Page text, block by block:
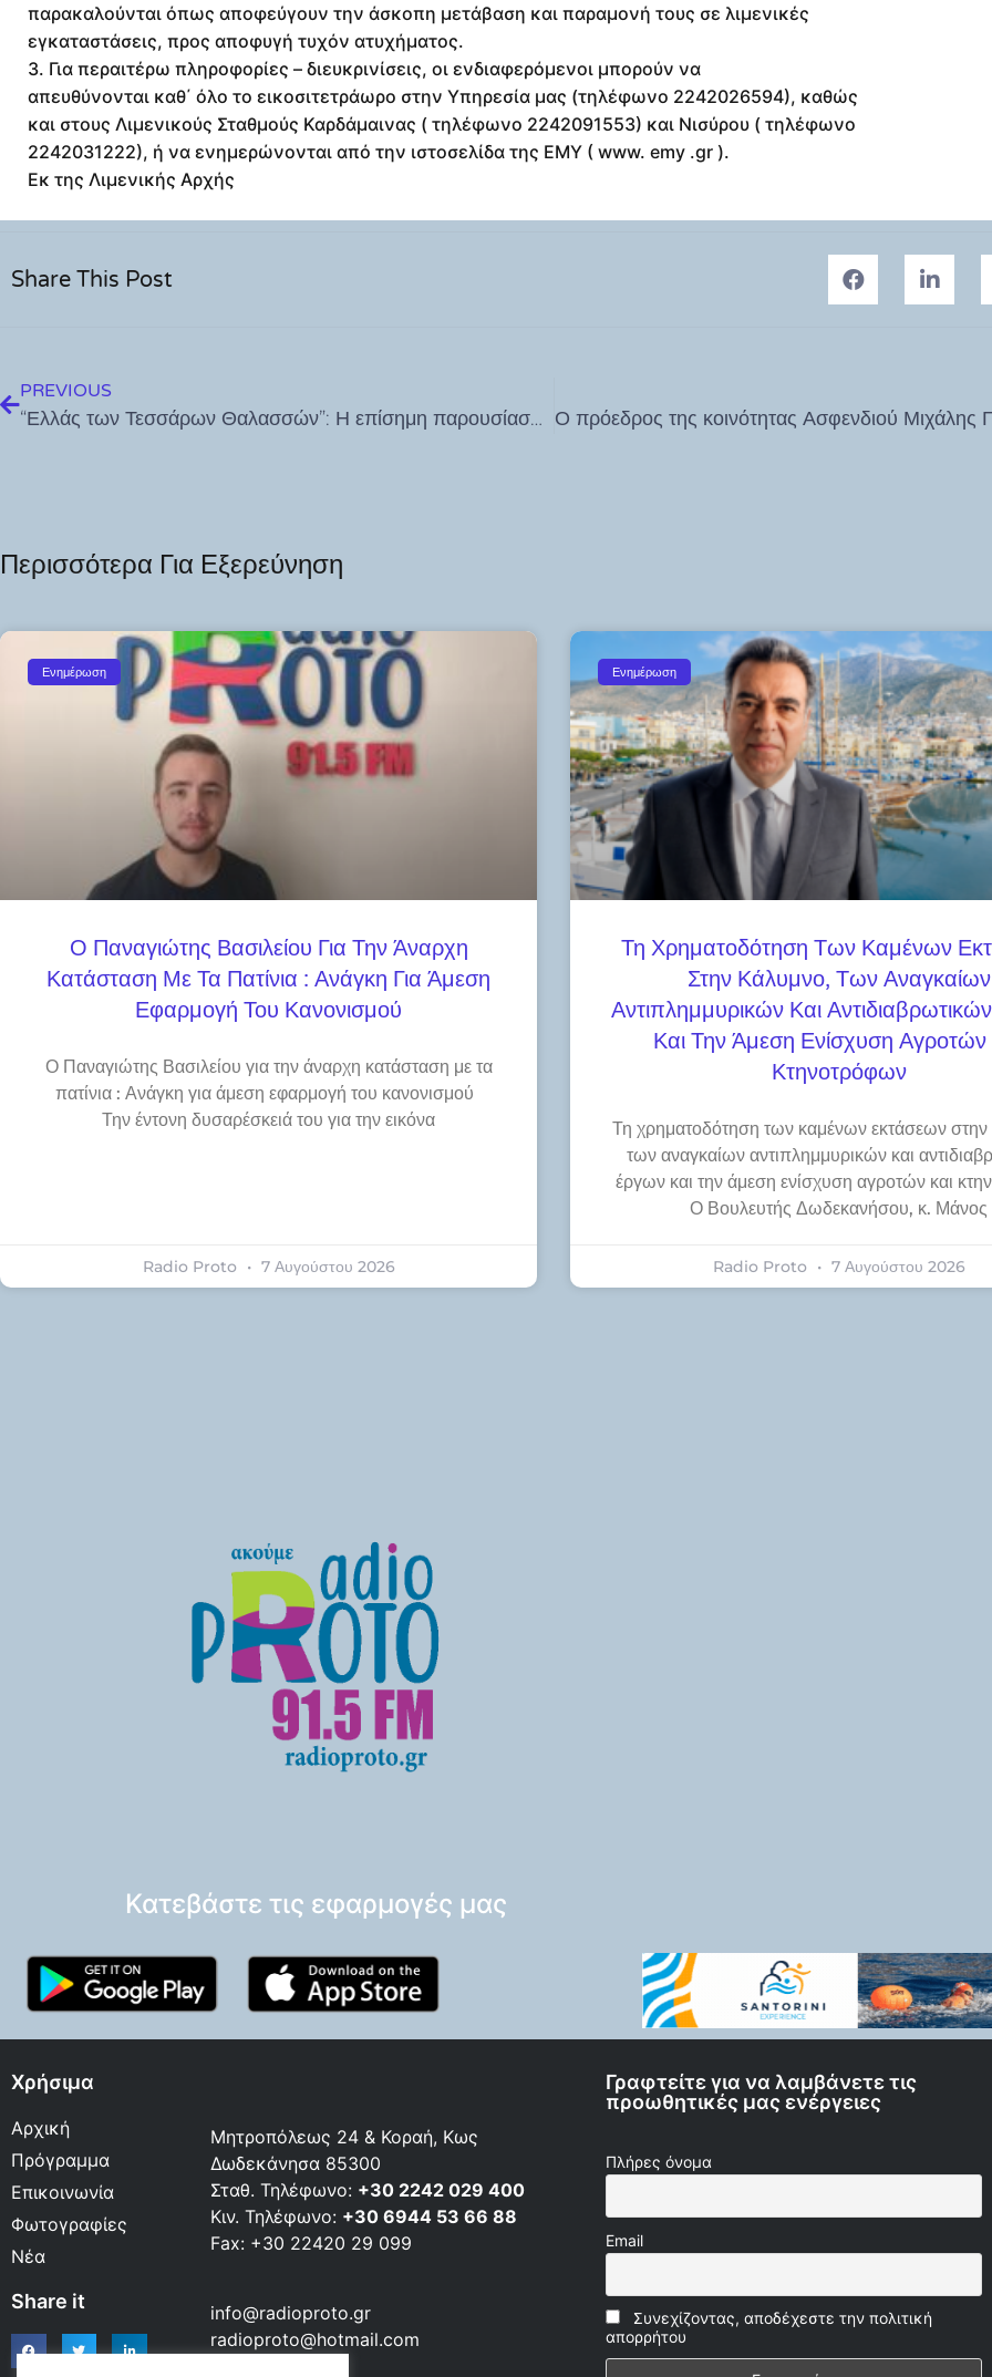
παρακαλούνται όπως αποφεύγουν την άσκοπη μετάβαση και παραμονή τους σε λιμενικές
εγκαταστάσεις, προς αποφυγή τυχόν ατυχήματος.
3. Για περαιτέρω πληροφορίες – διευκρινίσεις, οι ενδιαφερόμενοι μπορούν να
απευθύνονται καθ΄ όλο το εικοσιτετράωρο στην Υπηρεσία μας (τηλέφωνο 2242026594), καθώς
και στους Λιμενικούς Σταθμούς Καρδάμαινας ( τηλέφωνο 2242091553) και Νισύρου ( τηλέφωνο
2242031222), ή να ενημερώνονται από την ιστοσελίδα της ΕΜΥ ( www. emy .gr ).
Εκ της Λιμενικής Αρχής
Share This Post
PREVIOUS
“Ελλάς των Τεσσάρων Θαλασσών”: Η επίσημη παρουσίαση του βιβλίου του καθηγητή – τέως υφυπουργού Γιάννη Βαληνάκη
Περισσότερα Για Εξερεύνηση
Ενημέρωση
Ο Παναγιώτης Βασιλείου Για Την Άναρχη
Κατάσταση Με Τα Πατίνια : Ανάγκη Για Άμεση
Εφαρμογή Του Κανονισμού
Ο Παναγιώτης Βασιλείου για την άναρχη κατάσταση με τα
πατίνια : Ανάγκη για άμεση εφαρμογή του κανονισμού
Την έντονη δυσαρέσκειά του για την εικόνα
Radio Proto 7 Αυγούστου 2026
Ενημέρωση
Τη Χρηματοδότηση Των Καμένων
Στην Κάλυμνο, Των Αναγκαίων
Αντιπλημμυρικών Και
Και Την Άμεση Ενίσχυση Αγροτών
Κτηνοτρόφων
Τη χρηματοδότηση των καμένων εκτάσεων
των αναγκαίων αντιπλημμυρικών και
έργων και την άμεση ενίσχυση αγροτών και
Ο Βουλευτής Δωδεκανήσου, κ. Μάνος
Radio Proto 7 Αυγούστου 2026
Κατεβάστε τις εφαρμογές μας
Χρήσιμα
Αρχική
Πρόγραμμα
Επικοινωνία
Φωτογραφίες
Νέα
Share it
Μητροπόλεως 24 & Κοραή, Κως
Δωδεκάνησα 85300
Σταθ. Τηλέφωνο: +30 2242 029 400
Κιν. Τηλέφωνο: +30 6944 53 66 88
Fax: +30 22420 29 099
info@radioproto.gr
radioproto@hotmail.com
Γραφτείτε για να λαμβάνετε τις
προωθητικές μας ενέργειες
Πλήρες όνομα
Email
Συνεχίζοντας, αποδέχεστε την πολιτική
απορρήτου